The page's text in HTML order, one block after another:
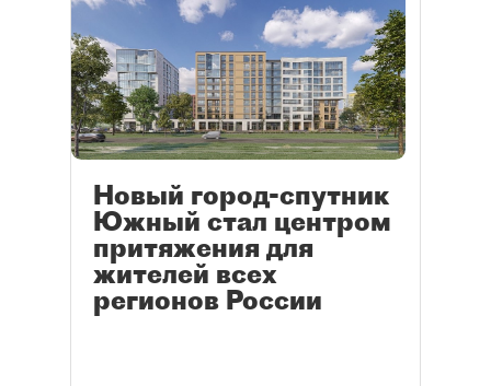
Новый город-спутник
Южный стал центром
притяжения для
жителей всех
регионов России